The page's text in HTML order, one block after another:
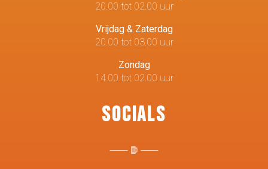
20.00 tot 02.00 uur
Vrijdag & Zaterdag
20.00 tot 03.00 uur
Zondag
14.00 tot 02.00 uur
Socials